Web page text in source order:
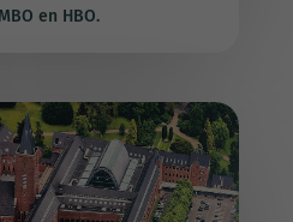
en HBO.